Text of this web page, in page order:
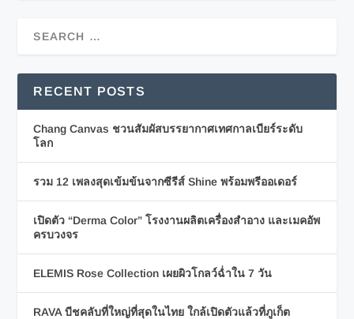
RECENT POSTS
Chang Canvas ชวนสัมผัสบรรยากาศเทศกาลเบียร์ระดับ
โลก
รวม 12 เพลงสุดเข้มข้นจากซีรีส์ Shine พร้อมพรีออเดอร์
เปิดตัว “Derma Color” โรงงานผลิตเครื่องสำอาง และเมคอัพ
ครบวงจร
ELEMIS Rose Collection เผยผิวโกลว์ฉ่ำใน 7 วัน
RAVA บีชคลับที่ใหญ่ที่สุดในไทย ใกล้เปิดตัวแล้วที่ภูเก็ต